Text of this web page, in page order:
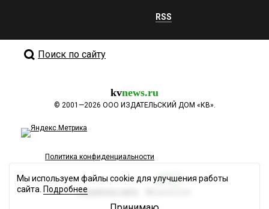
RSS
Поиск по сайту
kvnews.ru
© 2001—2026 ООО ИЗДАТЕЛЬСКИЙ ДОМ «КВ».
Политика конфиденциальности
Разработка сайта
Мы используем файлы cookie для улучшения работы
сайта. Подробнее